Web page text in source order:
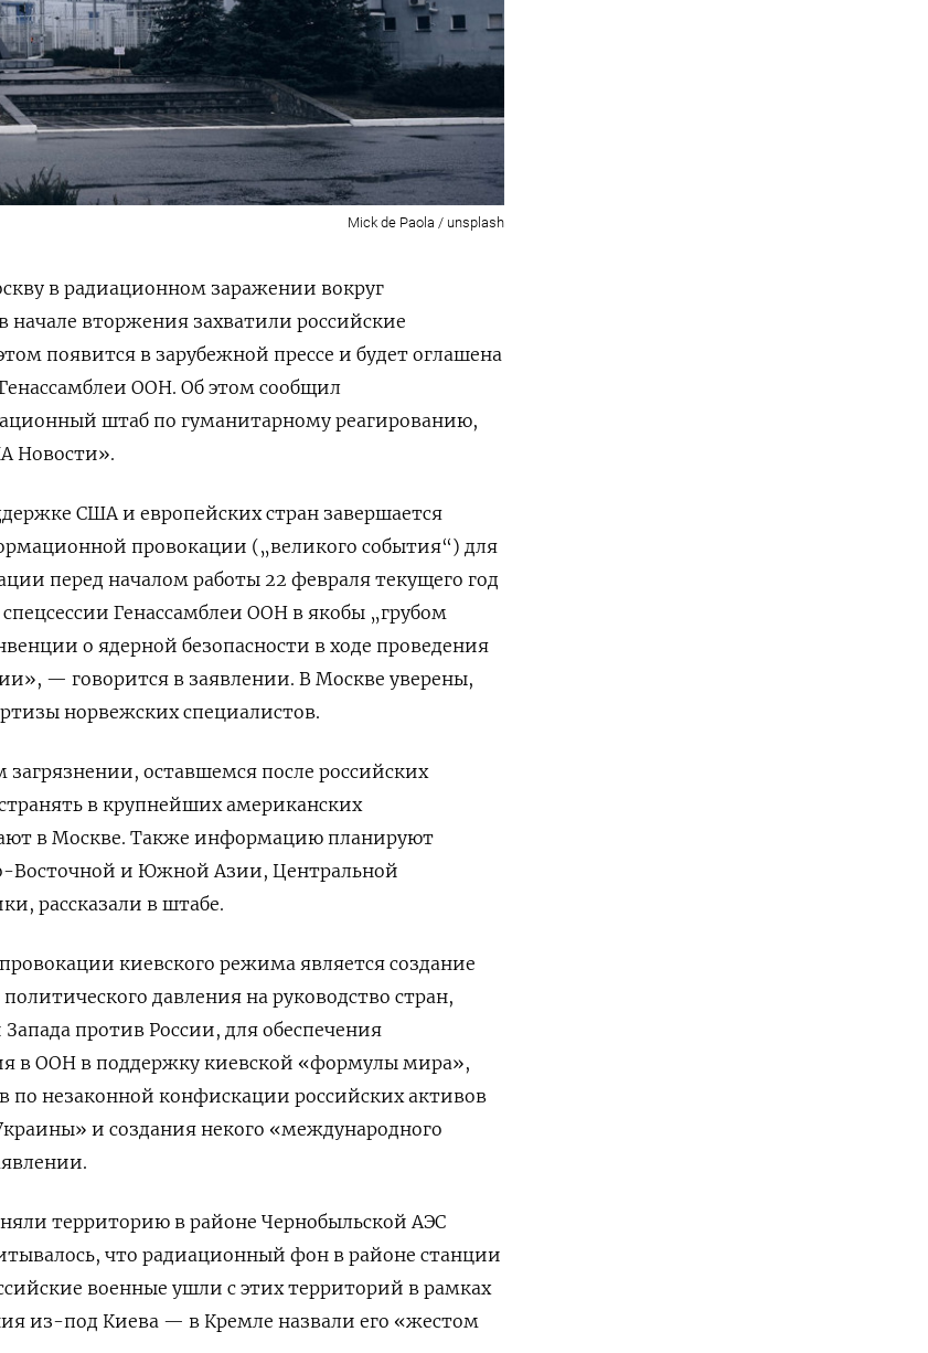
Mick de Paola / unsplash
в радиационном заражении вокруг
начале вторжения захватили российские
появится в зарубежной прессе и будет оглашена
ООН. Об этом сообщил
штаб по гуманитарному реагированию,
Новости».
США и европейских стран завершается
провокации („великого события“) для
перед началом работы 22 февраля текущего год
Генассамблеи ООН в якобы „грубом
о ядерной безопасности в ходе проведения
— говорится в заявлении. В Москве уверены,
норвежских специалистов.
оставшемся после российских
в крупнейших американских
в Москве. Также информацию планируют
Восточной и Южной Азии, Центральной
рассказали в штабе.
киевского режима является создание
давления на руководство стран,
против России, для обеспечения
в ООН в поддержку киевской «формулы мира»,
по незаконной конфискации российских активов
и создания некого «международного
территорию в районе Чернобыльской АЭС
что радиационный фон в районе станции
военные ушли с этих территорий в рамках
из-под Киева — в Кремле назвали его «жестом